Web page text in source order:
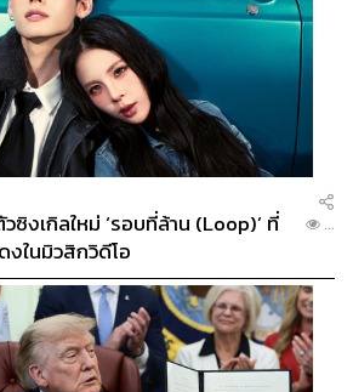
ซิงเกิลใหม่ ‘รอบที่ล้าน (Loop)’ ที่
งในมิวสิกวิดีโอ
...